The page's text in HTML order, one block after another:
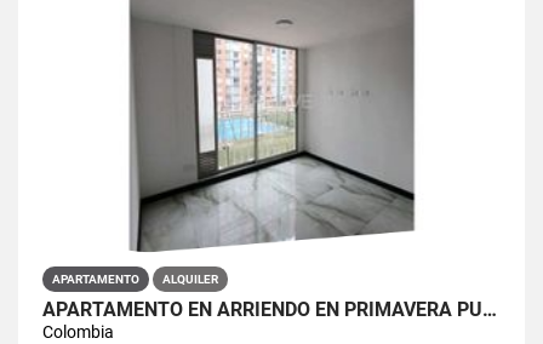
APARTAMENTO ALQUILER
APARTAMENTO EN ARRIENDO EN PRIMAVERA PUENTE ARANDA PRIMAVERA 6-39 ET 2
Colombia